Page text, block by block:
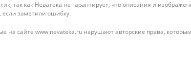
так как Неватека не гарантирует, что описания и
заметили ошибку.
на сайте www.nevateka.ru нарушают авторские права,